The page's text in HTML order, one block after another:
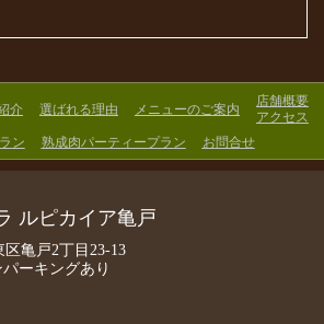
介 選ばれる理由 メニューのご案内
店舗概要
アクセス
ン
熟成肉パーティープラン お問合せ
ルピカイア亀戸
区亀戸2丁目23-13
ーキングあり